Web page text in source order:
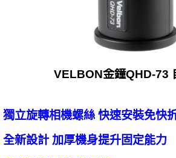
VELBON金鐘QHD-73
獨立旋轉相機螺絲 快速安裝免快
全新設計 加厚機身提升固定能力